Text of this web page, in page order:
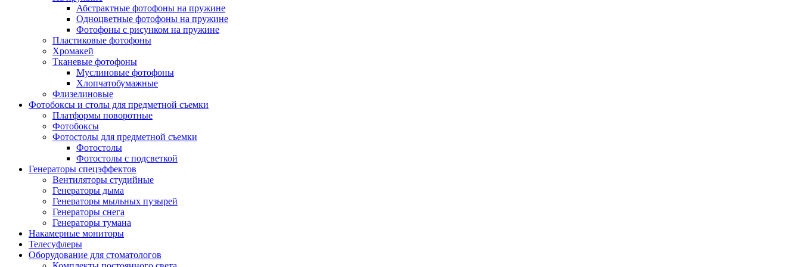
Абстрактные фотофоны на пружине
Одноцветные фотофоны на пружине
Фотофоны с рисунком на пружине
Пластиковые фотофоны
Хромакей
Тканевые фотофоны
Муслиновые фотофоны
Хлопчатобумажные
Флизелиновые
Фотобоксы и столы для предметной съемки
Платформы поворотные
Фотобоксы
Фотостолы для предметной съемки
Фотостолы
Фотостолы с подсветкой
Генераторы спецэффектов
Вентиляторы студийные
Генераторы дыма
Генераторы мыльных пузырей
Генераторы снега
Генераторы тумана
Накамерные мониторы
Телесуфлеры
Оборудование для стоматологов